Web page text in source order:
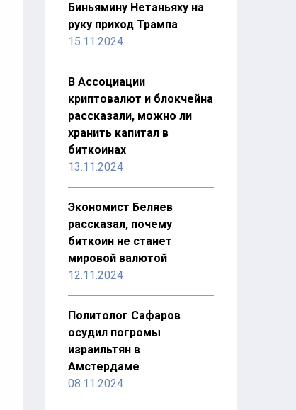
Биньямину Нетаньяху на
руку приход Трампа
15.11.2024
В Ассоциации
криптовалют и блокчейна
рассказали, можно ли
хранить капитал в
биткоинах
13.11.2024
Экономист Беляев
рассказал, почему
биткоин не станет
мировой валютой
12.11.2024
Политолог Сафаров
осудил погромы
израильтян в
Амстердаме
08.11.2024